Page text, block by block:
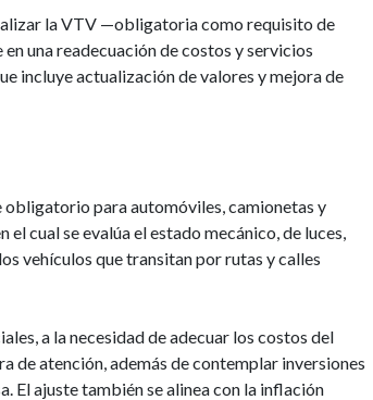
la VTV —obligatoria como requisito de
una readecuación de costos y servicios
incluye actualización de valores y mejora de
para automóviles, camionetas y
cual se evalúa el estado mecánico, de luces,
vehículos que transitan por rutas y calles
a la necesidad de adecuar los costos del
de atención, además de contemplar inversiones
El ajuste también se alinea con la inflación